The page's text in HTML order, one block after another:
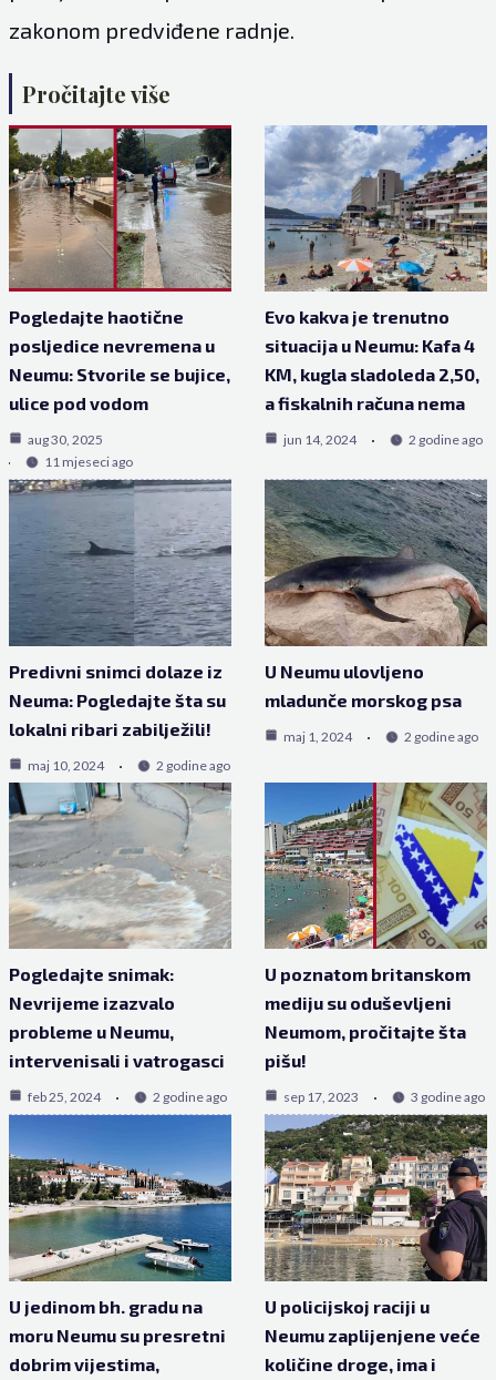
zakonom predviđene radnje.
Pročitajte više
Pogledajte haotične
posljedice nevremena u
Neumu: Stvorile se bujice,
ulice pod vodom
aug 30, 2025
11 mjeseci ago
Evo kakva je trenutno
situacija u Neumu: Kafa 4
KM, kugla sladoleda 2,50,
a fiskalnih računa nema
jun 14, 2024 2 godine ago
Predivni snimci dolaze iz
Neuma: Pogledajte šta su
lokalni ribari zabilježili!
maj 10, 2024 2 godine ago
U Neumu ulovljeno
mladunče morskog psa
maj 1, 2024 2 godine ago
Pogledajte snimak:
Nevrijeme izazvalo
probleme u Neumu,
intervenisali i vatrogasci
feb 25, 2024 2 godine ago
U poznatom britanskom
mediju su oduševljeni
Neumom, pročitajte šta
pišu!
sep 17, 2023 3 godine ago
U jedinom bh. gradu na
moru Neumu su presretni
dobrim vijestima,
U policijskoj raciji u
Neumu zaplijenjene veće
količine droge, ima i